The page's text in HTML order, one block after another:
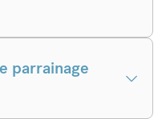
parrainage